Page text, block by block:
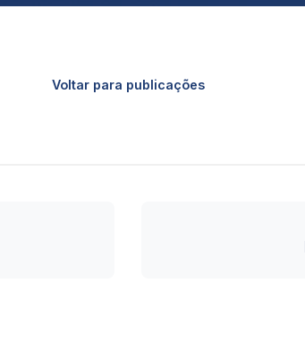
Voltar para publicações